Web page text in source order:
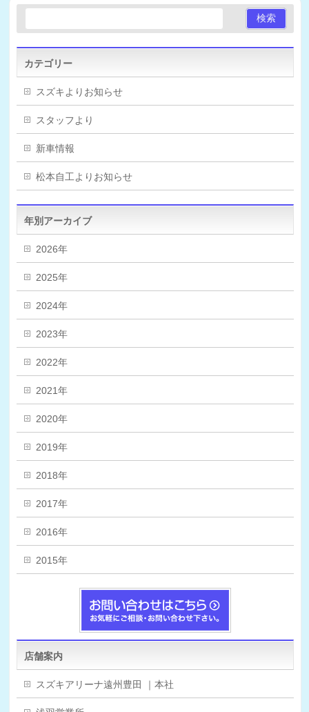
カテゴリー
スズキよりお知らせ
スタッフより
新車情報
松本自工よりお知らせ
年別アーカイブ
2026年
2025年
2024年
2023年
2022年
2021年
2020年
2019年
2018年
2017年
2016年
2015年
店舗案内
スズキアリーナ遠州豊田 ｜本社